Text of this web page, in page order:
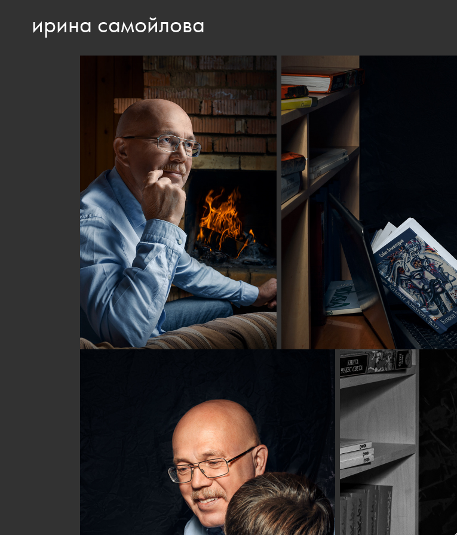
ирина самойлова